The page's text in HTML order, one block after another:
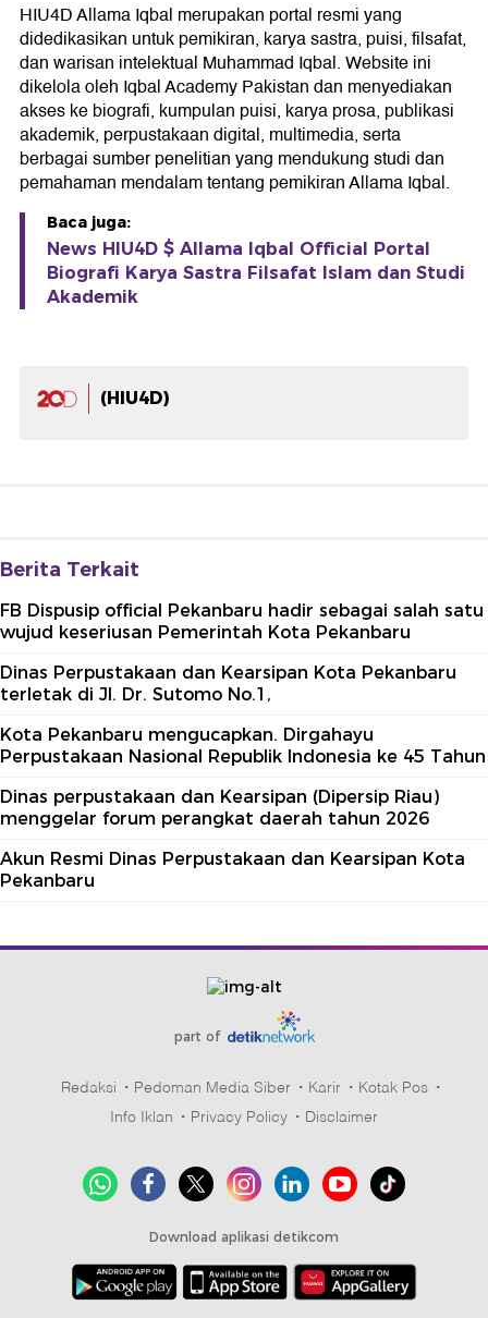
HIU4D Allama Iqbal merupakan portal resmi yang
didedikasikan untuk pemikiran, karya sastra, puisi, filsafat,
dan warisan intelektual Muhammad Iqbal. Website ini
dikelola oleh Iqbal Academy Pakistan dan menyediakan
akses ke biografi, kumpulan puisi, karya prosa, publikasi
akademik, perpustakaan digital, multimedia, serta
berbagai sumber penelitian yang mendukung studi dan
pemahaman mendalam tentang pemikiran Allama Iqbal.
Baca juga:
News HIU4D $ Allama Iqbal Official Portal
Biografi Karya Sastra Filsafat Islam dan Studi
Akademik
(HIU4D)
Berita Terkait
FB Dispusip official Pekanbaru hadir sebagai salah satu
wujud keseriusan Pemerintah Kota Pekanbaru
Dinas Perpustakaan dan Kearsipan Kota Pekanbaru
terletak di Jl. Dr. Sutomo No.1,
Kota Pekanbaru mengucapkan. Dirgahayu
Perpustakaan Nasional Republik Indonesia ke 45 Tahun
Dinas perpustakaan dan Kearsipan (Dipersip Riau)
menggelar forum perangkat daerah tahun 2026
Akun Resmi Dinas Perpustakaan dan Kearsipan Kota
Pekanbaru
part of
Redaksi Pedoman Media Siber Karir
Kotak Pos
Info Iklan
Privacy Policy Disclaimer
Download aplikasi detikcom